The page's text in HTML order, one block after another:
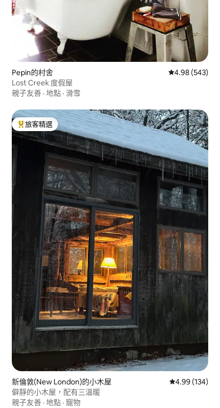
Pepin的村舍 從 543 則評價
4.98 (543)
Lost Creek 度假屋
親子友善 · 地點 · 滑雪
旅客精選榜首
旅客精選
新倫敦(New London)的小木屋 從 134 則評價
4.99 (134)
僻靜的小木屋，配有三溫暖
親子友善 · 地點 · 寵物